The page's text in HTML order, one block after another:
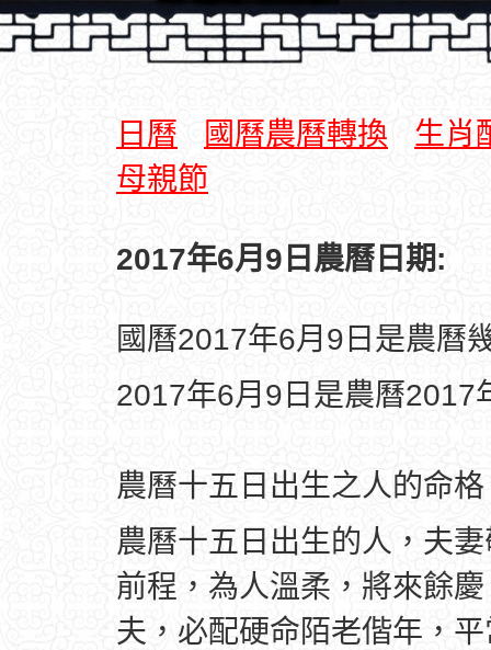
日曆 國曆農曆轉換
生肖
母親節
2017年6月9日農曆日期:
國曆2017年6月9日是農曆
2017年6月9日是農曆2017
農曆十五日出生之人的命
農曆十五日出生的人，夫
前程，為人溫柔，將來餘
夫，必配硬命陌老偕年，